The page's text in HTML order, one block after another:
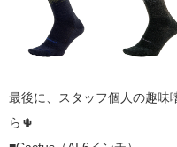
最後に、スタッフ個人の趣味
ら🌵